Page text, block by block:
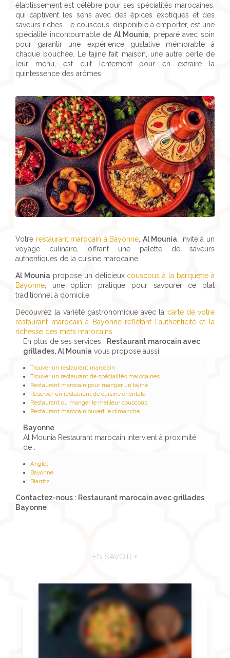
établissement est célèbre pour ses spécialités marocaines,
qui captivent les sens avec des épices exotiques et des
saveurs riches. Le couscous, disponible à emporter, est une
spécialité incontournable de Al Mounia , préparé avec soin
pour garantir une expérience gustative mémorable à
chaque bouchée. Le tajine fait maison, une autre perle de
leur menu, est cuit lentement pour en extraire la
quintessence des arômes.
Votre restaurant marocain à Bayonne Al Mounia , invite à un
voyage culinaire, offrant une palette de saveurs
authentiques de la cuisine marocaine.
Al Mounia propose un délicieux couscous à la barquette à
Bayonne , une option pratique pour savourer ce plat
traditionnel à domicile.
Découvrez la variété gastronomique avec la carte de votre
restaurant marocain à Bayonne reflétant l'authenticité et la
richesse des mets marocains.
En plus de ses services : Restaurant marocain avec
grillades, Al Mounia vous propose aussi :
Trouver un restaurant marocain
Trouver un restaurant de spécialités marocaines
Restaurant marocain pour manger un tajine
Réserver un restaurant de cuisine orientale
Restaurant où manger le meilleur couscous
Restaurant marocain ouvert le dimanche
Bayonne
Al Mounia Restaurant marocain intervient à proximité
de :
Anglet
Bayonne
Biarritz
Contactez-nous : Restaurant marocain avec grillades
Bayonne
EN SAVOIR +